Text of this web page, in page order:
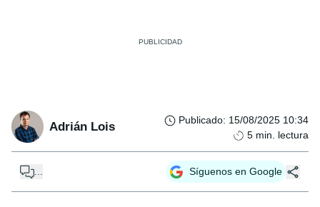
Adrián Lois Publicado: 15/08/2025 10:34
5 min. lectura
... Síguenos en Google